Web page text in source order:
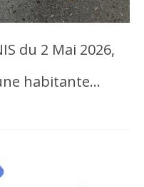
du 2 Mai 2026,
habitante…